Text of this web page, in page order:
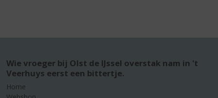
Wie vroeger bij Olst de IJssel overstak nam in 't
Veerhuys eerst een bittertje.
Home